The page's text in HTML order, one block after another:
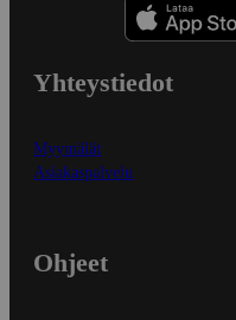
Yhteystiedot
Myymälät
Asiakaspalvelu
Ohjeet